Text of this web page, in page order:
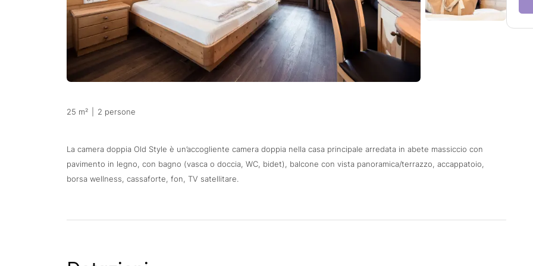
25 m² 2 persone
La camera doppia Old Style è un’accogliente camera doppia nella casa principale arredata in abete massiccio con
pavimento in legno, con bagno (vasca o doccia, WC, bidet), balcone con vista panoramica/terrazzo, accappatoio,
borsa wellness, cassaforte, fon, TV satellitare.